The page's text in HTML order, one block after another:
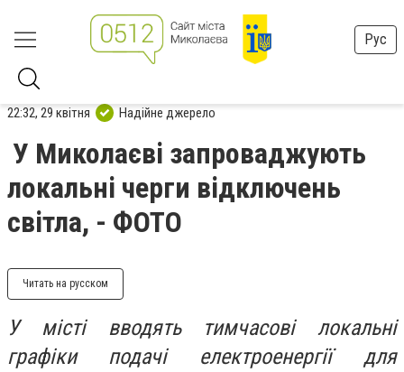
Рус
22:32, 29 квітня Надійне джерело
У Миколаєві запроваджують
локальні черги відключень
світла, - ФОТО
Читать на русском
У місті вводять тимчасові локальні
графіки подачі електроенергії для